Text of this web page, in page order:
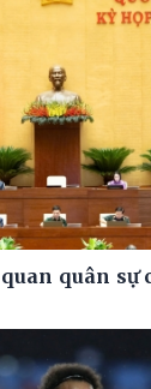
quân sự